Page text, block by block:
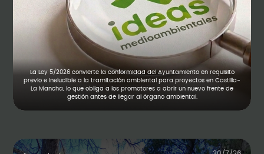
La Ley 5/2026 convierte la conformidad del Ayuntamiento en requisito
previo e ineludible a la tramitación ambiental para proyectos en Castilla-
La Mancha, lo que obliga a los promotores a abrir un nuevo frente de
gestión antes de llegar al órgano ambiental.